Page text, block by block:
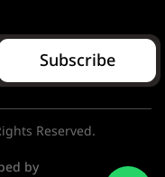
Subscribe
Reserved.
by